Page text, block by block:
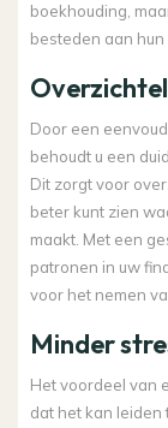
boekhouding,
besteden aan
Door een
behoudt u een
Dit zorgt voor
beter kunt zien
maakt. Met een
patronen in uw
voor het nemen
Minder
Het voordeel van
dat het kan leiden